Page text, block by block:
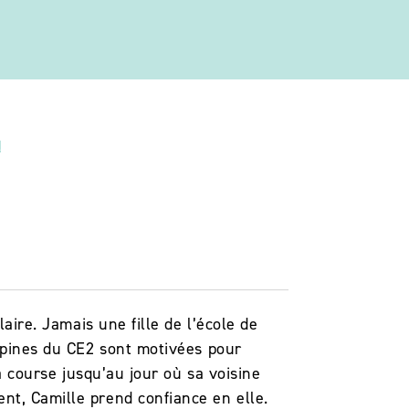
Jamais une fille de l’école de
du CE2 sont motivées pour
jusqu’au jour où sa voisine
Camille prend confiance en elle.